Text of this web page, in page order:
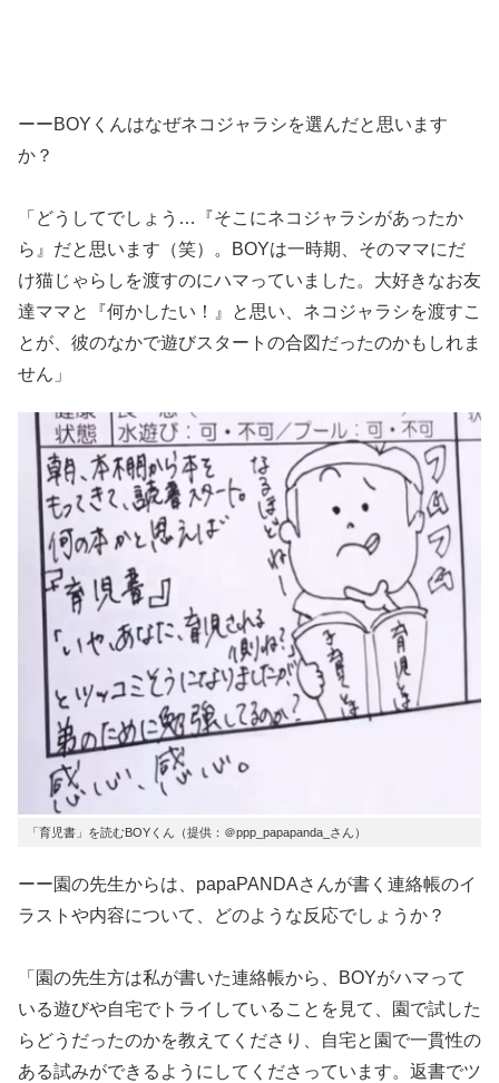
ーーBOYくんはなぜネコジャラシを選んだと思います
か？
「どうしてでしょう…『そこにネコジャラシがあったか
ら』だと思います（笑）。BOYは一時期、そのママにだ
け猫じゃらしを渡すのにハマっていました。大好きなお友
達ママと『何かしたい！』と思い、ネコジャラシを渡すこ
とが、彼のなかで遊びスタートの合図だったのかもしれま
せん」
「育児書」を読むBOYくん（提供：＠ppp_papapanda_さん）
ーー園の先生からは、papaPANDAさんが書く連絡帳のイ
ラストや内容について、どのような反応でしょうか？
「園の先生方は私が書いた連絡帳から、BOYがハマって
いる遊びや自宅でトライしていることを見て、園で試した
らどうだったのかを教えてくださり、自宅と園で一貫性の
ある試みができるようにしてくださっています。返書でツ